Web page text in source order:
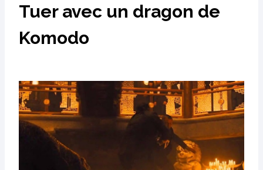
Tuer avec un dragon de
Komodo